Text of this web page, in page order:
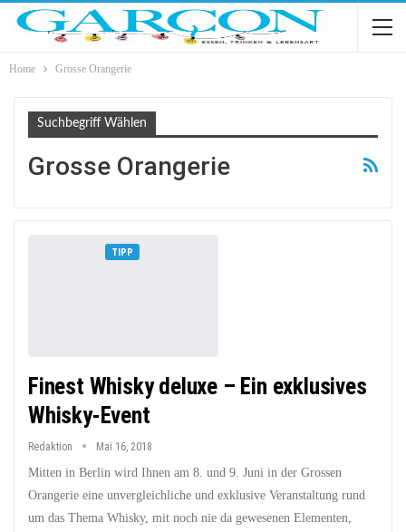
Home Grosse Orangerie
Suchbegriff Wählen
Grosse Orangerie
TIPP
Finest Whisky deluxe – Ein exklusives
Whisky-Event
Redaktion Mai 16, 2018
Mitten in Berlin wird Ihnen am 8. und 9. Juni in der Grossen
Orangerie eine unvergleichliche und exklusive Veranstaltung rund
um das Thema Whisky, mit noch nie da gewesenen Elementen,